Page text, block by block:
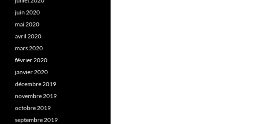
juin 2020
mai 2020
avril 2020
mars 2020
février 2020
janvier 2020
décembre 2019
novembre 2019
octobre 2019
septembre 2019